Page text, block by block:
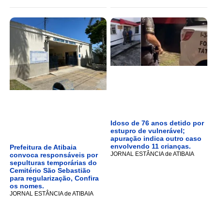
Prefeitura de Atibaia
convoca responsáveis por
sepulturas temporárias do
Cemitério São Sebastião
para regularização, Confira
os nomes.
JORNAL ESTÂNCIA de ATIBAIA
Idoso de 76 anos detido por
estupro de vulnerável;
apuração indica outro caso
envolvendo 11 crianças.
JORNAL ESTÂNCIA de ATIBAIA